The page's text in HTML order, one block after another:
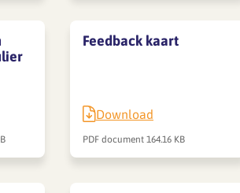
Feedback kaart
Download
PDF document 164.16 KB